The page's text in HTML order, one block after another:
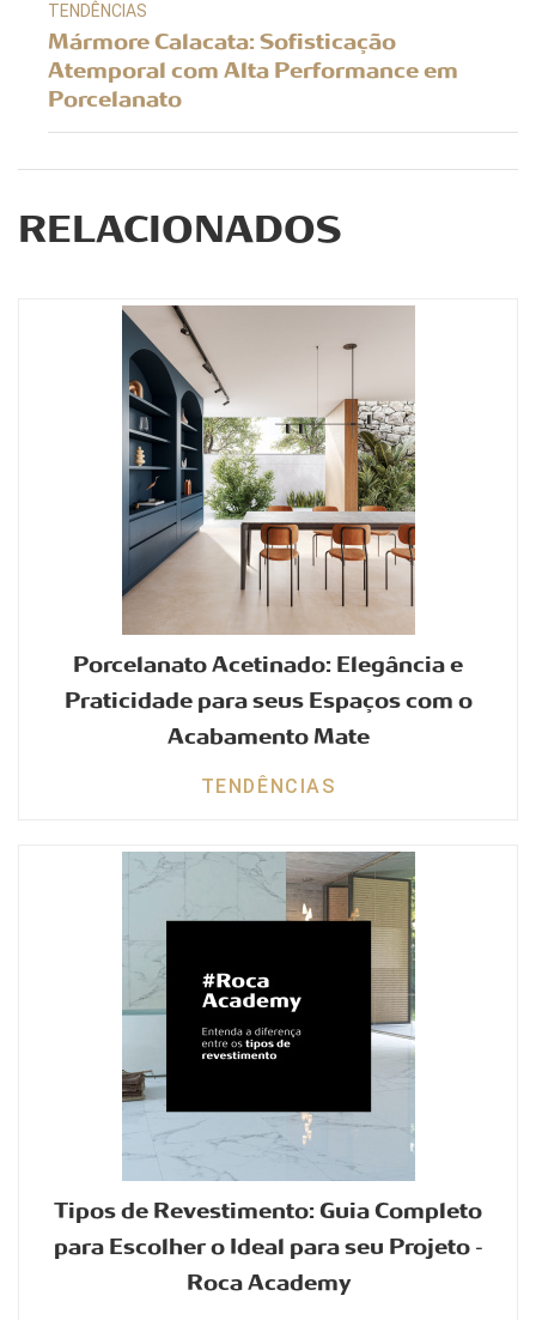
TENDÊNCIAS
Mármore Calacata: Sofisticação
Atemporal com Alta Performance em
Porcelanato
RELACIONADOS
Porcelanato Acetinado: Elegância e
Praticidade para seus Espaços com o
Acabamento Mate
TENDÊNCIAS
Tipos de Revestimento: Guia Completo
para Escolher o Ideal para seu Projeto -
Roca Academy